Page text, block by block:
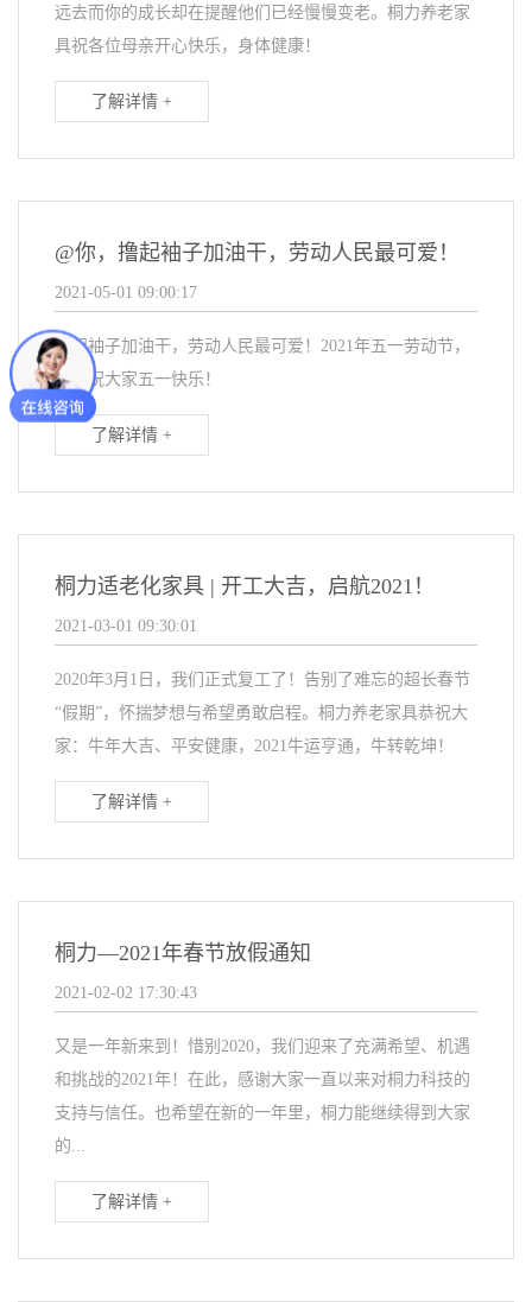
远去而你的成长却在提醒他们已经慢慢变老。桐力养老家
具祝各位母亲开心快乐，身体健康！
了解详情 +
@你，撸起袖子加油干，劳动人民最可爱！
2021-05-01 09:00:17
撸起袖子加油干，劳动人民最可爱！2021年五一劳动节，
桐力祝大家五一快乐！
了解详情 +
桐力适老化家具 | 开工大吉，启航2021！
2021-03-01 09:30:01
2020年3月1日，我们正式复工了！告别了难忘的超长春节
“假期”，怀揣梦想与希望勇敢启程。桐力养老家具恭祝大
家：牛年大吉、平安健康，2021牛运亨通，牛转乾坤！
了解详情 +
桐力—2021年春节放假通知
2021-02-02 17:30:43
又是一年新来到！惜别2020，我们迎来了充满希望、机遇
和挑战的2021年！在此，感谢大家一直以来对桐力科技的
支持与信任。也希望在新的一年里，桐力能继续得到大家
的...
了解详情 +